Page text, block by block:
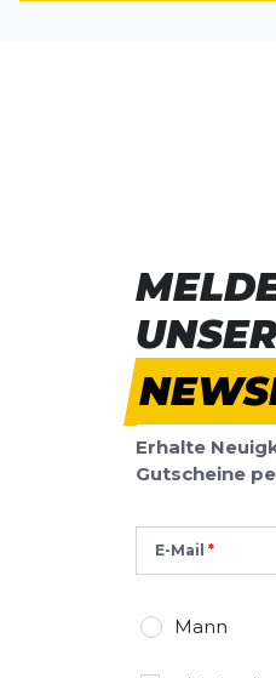
BEWERTUNG
Dieses Formular ist durch
Erhalte
Gutscheine
E-Mail
Mann